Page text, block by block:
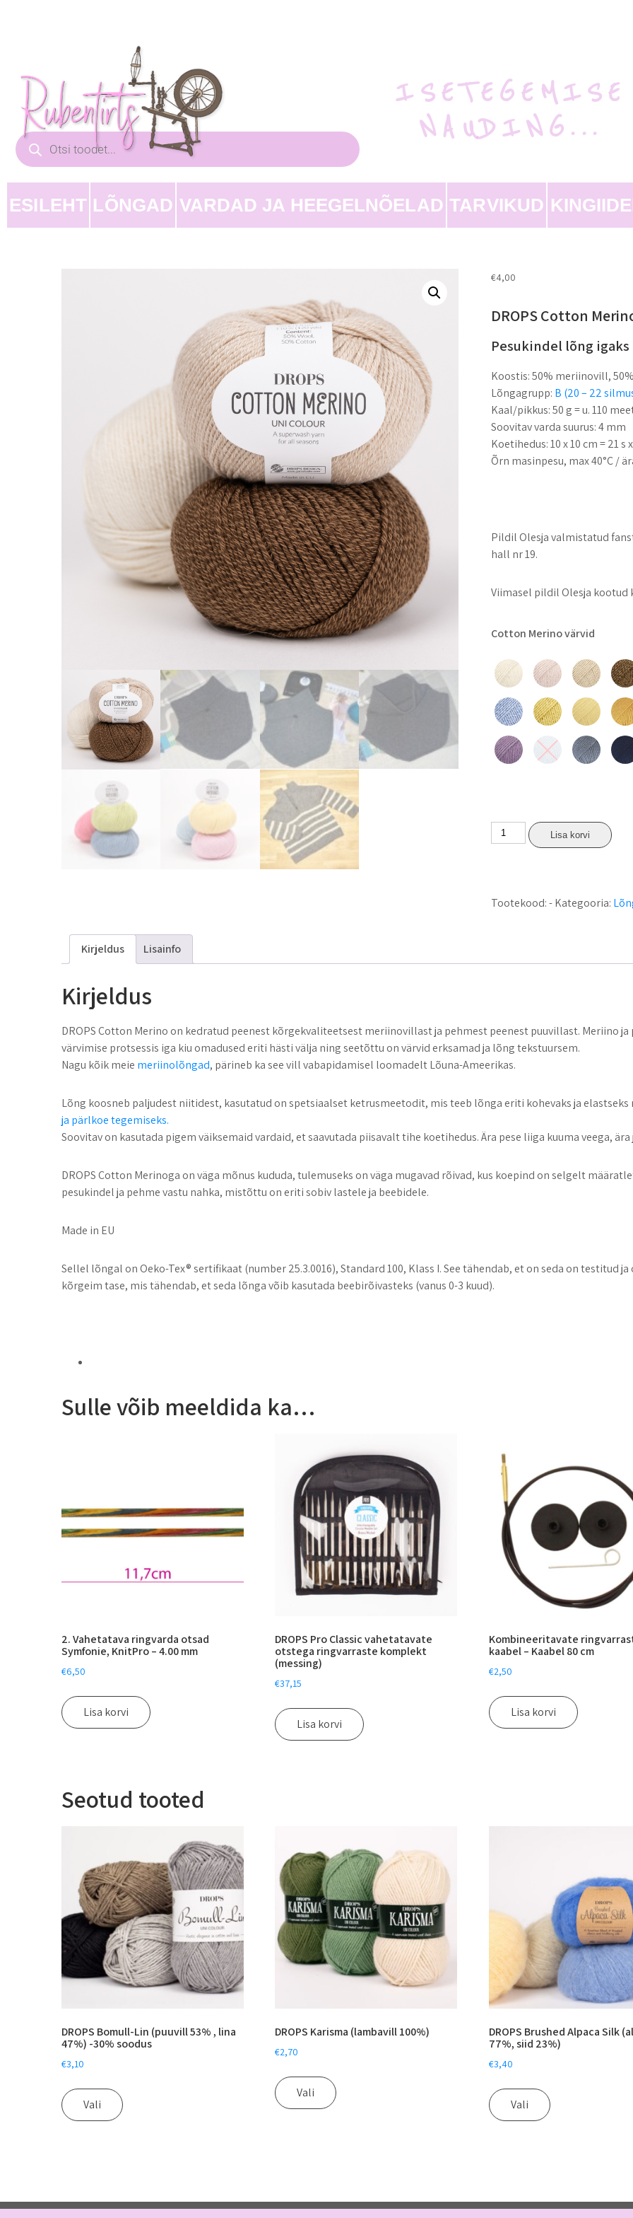
ISETEGEMISE
NAUDING...
ESILEHT LÕNGAD VARDAD JA HEEGELNÕELAD TARVIKUD
€4,00
DROPS Cotton
Pesukindel lõng igaks
Koostis:50% meriinovill,
Lõngagrupp: B (20 – 22
Kaal/pikkus:50 g = u. 110
Soovitav varda suurus:4 mm
Koetihedus:10 x 10 cm = 21 s
Õrn masinpesu, max 40°C /
Pildil Olesja valmistatud
hall nr 19.
Viimasel pildil Olesja kootud
Cotton Merino värvid
Lisa korvi
Tootekood:-Kategooria:
Kirjeldus Lisainfo
Kirjeldus
DROPS Cotton Merino on kedratud peenest kõrgekvaliteetsest meriinovillast ja pehmest peenest puuvillast. Meriino
värvimise protsessis iga kiu omadused eriti hästi välja ning seetõttu on värvid erksamad ja lõng tekstuursem.
Nagu kõik meie meriinolõngad, pärineb ka see vill vabapidamisel loomadelt Lõuna-Ameerikas.
Lõng koosneb paljudest niitidest, kasutatud on spetsiaalset ketrusmeetodit, mis teeb lõnga eriti kohevaks ja
ja pärlkoe tegemiseks.
Soovitav on kasutada pigem väiksemaid vardaid, et saavutada piisavalt tihe koetihedus. Ära pese liiga kuuma veega,
DROPS Cotton Merinoga on väga mõnus kududa, tulemuseks on väga mugavad rõivad, kus koepind on selgelt
pesukindel ja pehme vastu nahka, mistõttu on eriti sobiv lastele ja beebidele.
Made in EU
Sellel lõngal on Oeko-Tex® sertifikaat (number 25.3.0016), Standard 100, Klass I. See tähendab, et on seda on testitud
kõrgeim tase, mis tähendab, et seda lõnga võib kasutada beebirõivasteks (vanus 0-3 kuud).
Sulle võib meeldida ka…
2. Vahetatava ringvarda otsad
Symfonie, KnitPro – 4.00 mm
€6,50
Lisa korvi
DROPS Pro Classic vahetatavate
otstega ringvarraste komplekt
(messing)
€37,15
Lisa korvi
Kombineeritavate
kaabel – Kaabel 80 cm
€2,50
Lisa korvi
Seotud tooted
DROPS Bomull-Lin (puuvill 53% , lina
47%) -30% soodus
€3,10
Vali
DROPS Karisma (lambavill 100%)
€2,70
Vali
DROPS Brushed Alpaca Silk
77%, siid 23%)
€3,40
Vali